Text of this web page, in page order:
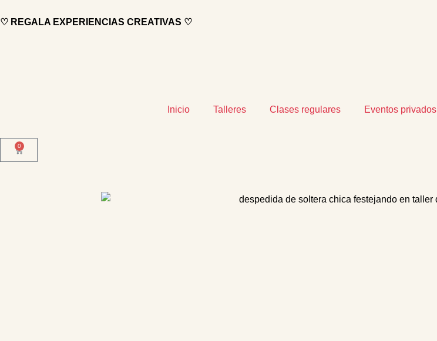
♡ REGALA EXPERIENCIAS CREATIVAS ♡
Inicio Talleres Clases regulares Eventos privados
0